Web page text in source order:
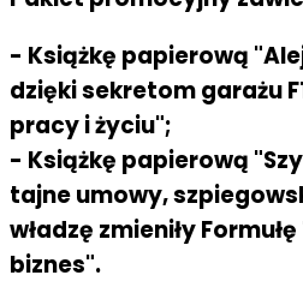
- Książkę papierową
dzięki sekretom garażu
pracy i życiu";
- Książkę papierową
tajne umowy,
władzę zmieniły
biznes".